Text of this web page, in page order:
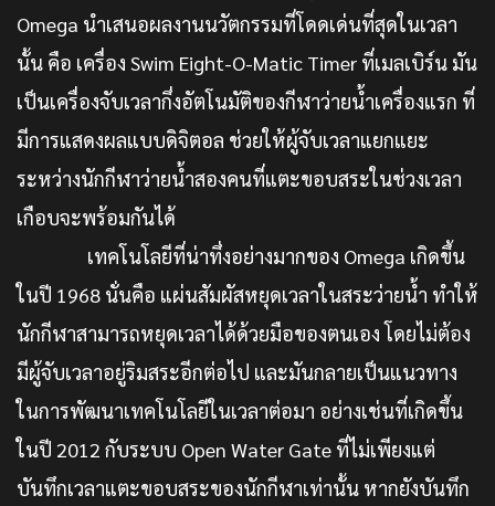
Omega นำเสนอผลงานนวัตกรรมที่โดดเด่นที่สุดในเวลา
นั้น คือ เครื่อง Swim Eight-O-Matic Timer ที่เมลเบิร์น มัน
เป็นเครื่องจับเวลากึ่งอัตโนมัติของกีฬาว่ายน้ำเครื่องแรก ที่
มีการแสดงผลแบบดิจิตอล ช่วยให้ผู้จับเวลาแยกแยะ
ระหว่างนักกีฬาว่ายน้ำสองคนที่แตะขอบสระในช่วงเวลา
เกือบจะพร้อมกันได้
เทคโนโลยีที่น่าทึ่งอย่างมากของ Omega เกิดขึ้น
ในปี 1968 นั่นคือ แผ่นสัมผัสหยุดเวลาในสระว่ายน้ำ ทำให้
นักกีฬาสามารถหยุดเวลาได้ด้วยมือของตนเอง โดยไม่ต้อง
มีผู้จับเวลาอยู่ริมสระอีกต่อไป และมันกลายเป็นแนวทาง
ในการพัฒนาเทคโนโลยีในเวลาต่อมา อย่างเช่นที่เกิดขึ้น
ในปี 2012 กับระบบ Open Water Gate ที่ไม่เพียงแต่
บันทึกเวลาแตะขอบสระของนักกีฬาเท่านั้น หากยังบันทึก